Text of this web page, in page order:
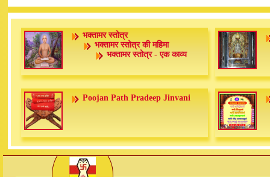
भक्तामर स्तोत्र
भक्तामर स्तोत्र की महिमा
भक्तामर स्तोत्र - एक काव्य
Poojan Path Pradeep Jinvani